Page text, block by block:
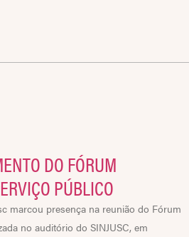
DO FÓRUM
PÚBLICO
marcou presença na reunião do Fórum
no auditório do SINJUSC, em